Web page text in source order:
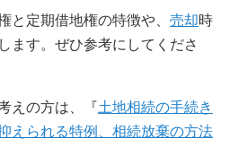
と定期借地権の特徴や、 売却時
ます。ぜひ参考にしてくださ
えの方は、『土地相続の手続き
えられる特例、相続放棄の方法